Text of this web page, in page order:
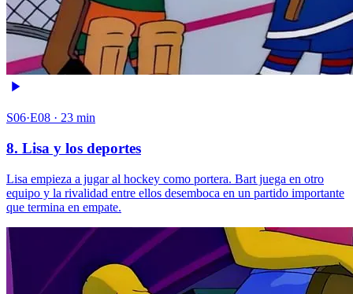
S06·E08 · 23 min
8. Lisa y los deportes
Lisa empieza a jugar al hockey como portera. Bart juega en otro
equipo y la rivalidad entre ellos desemboca en un partido importante
que termina en empate.